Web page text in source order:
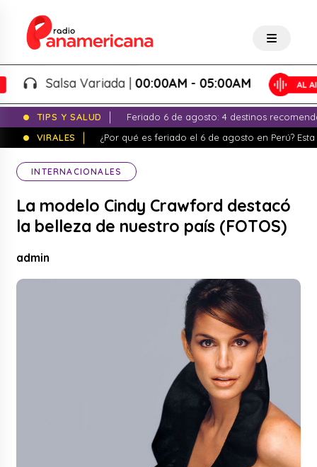
Salsa Variada |00:00AM - 05:00AM
TIPS Y SALUD
Feriado 6 de agosto: 4 destinos
VIRALES
¿Por qué es feriado el 6 de agosto en Perú?
INTERNACIONALES
La modelo Cindy Crawford destacó
la belleza de nuestro país (FOTOS)
admin